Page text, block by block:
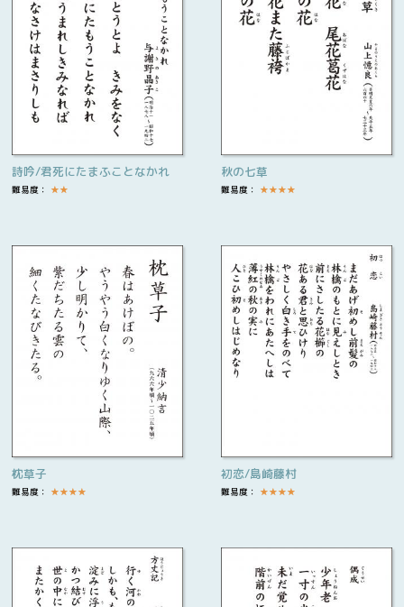
詩吟/君死にたまふことなかれ
難易度： ★★
秋の七草
難易度： ★★★★
枕草子
難易度： ★★★★
初恋/島崎藤村
難易度： ★★★★